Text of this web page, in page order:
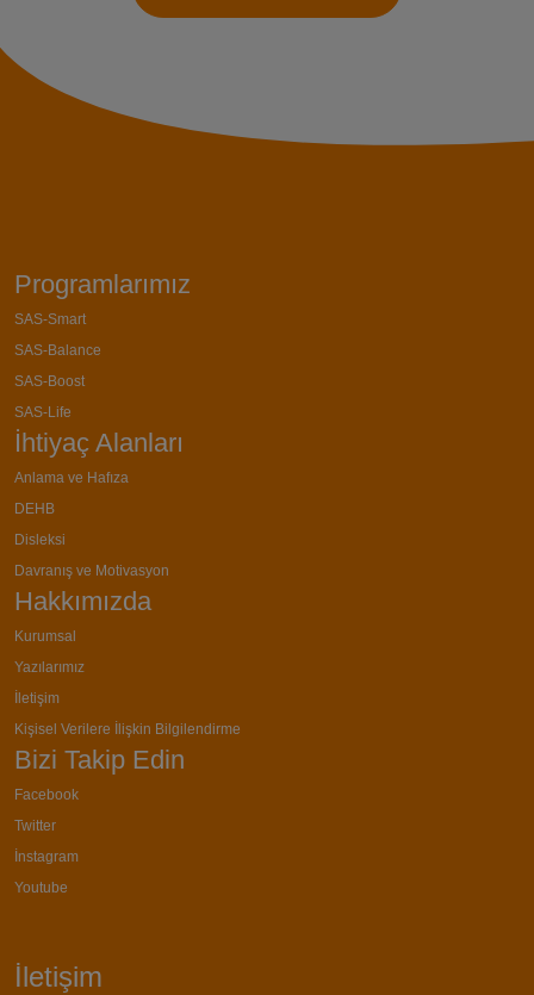
Programlarımız
SAS-Smart
SAS-Balance
SAS-Boost
SAS-Life
İhtiyaç Alanları
Anlama ve Hafıza
DEHB
Disleksi
Davranış ve Motivasyon
Hakkımızda
Kurumsal
Yazılarımız
İletişim
Kişisel Verilere İlişkin Bilgilendirme
Bizi Takip Edin
Facebook
Twitter
İnstagram
Youtube
İletişim